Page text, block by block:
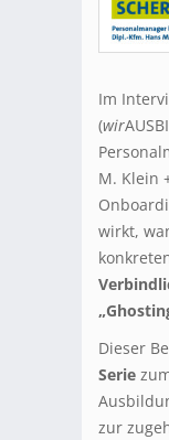
Im
(wir
M. Klein
wirkt,
Dieser
Serie
zur